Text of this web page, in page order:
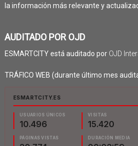
la información más relevante y
AUDITADO POR OJD
ESMARTCITY está auditado por OJD
TRÁFICO WEB (durante último mes